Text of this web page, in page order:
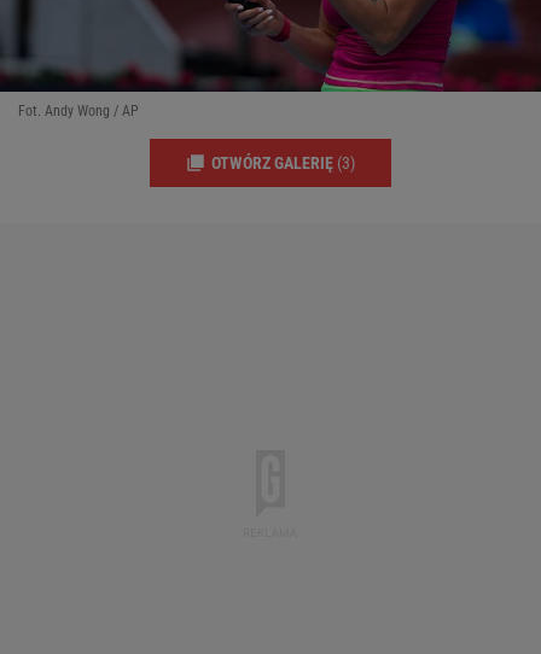
Fot. Andy Wong / AP
OTWÓRZ GALERIĘ (3)